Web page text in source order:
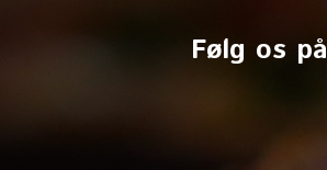
Følg os